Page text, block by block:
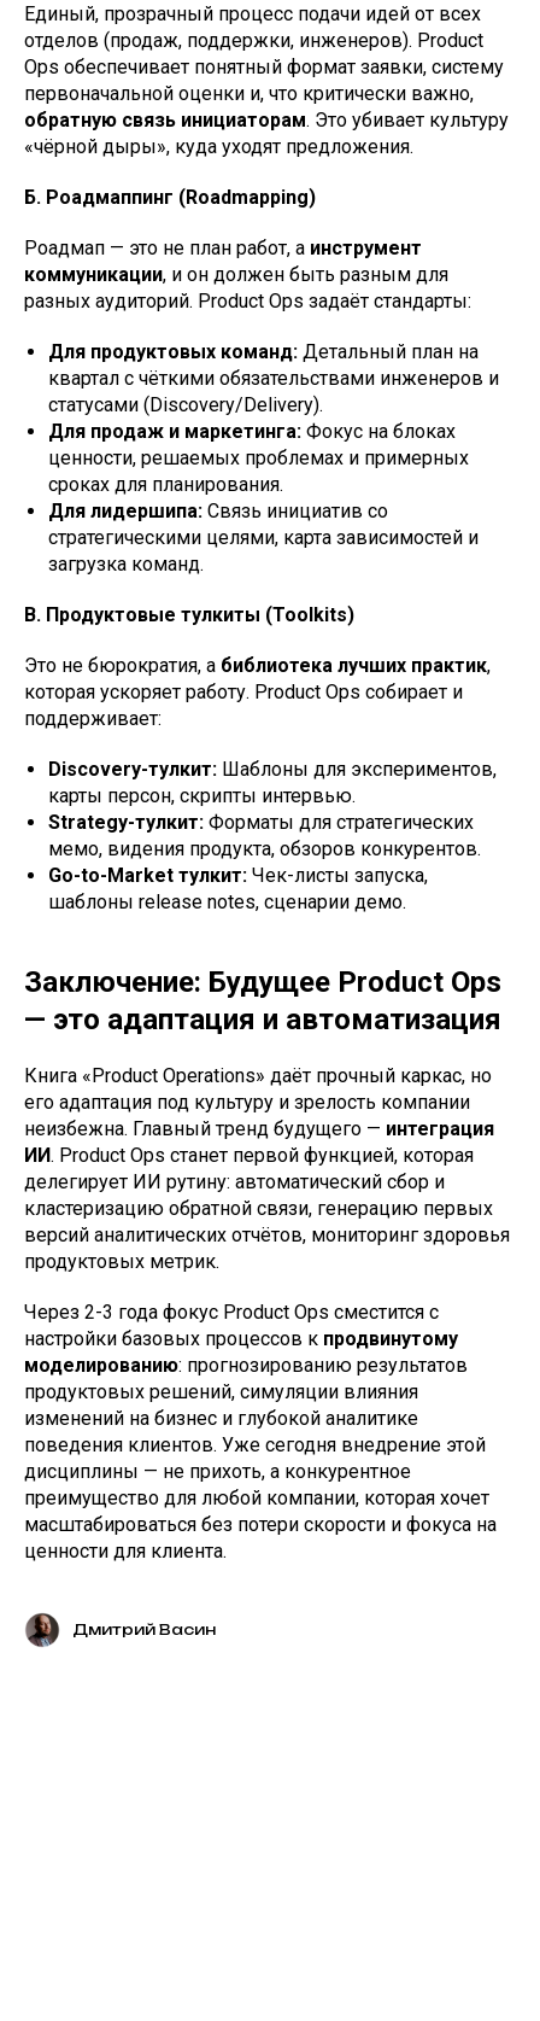
Единый, прозрачный процесс подачи идей от всех
отделов (продаж, поддержки, инженеров). Product
Ops обеспечивает понятный формат заявки, систему
первоначальной оценки и, что критически важно,
обратную связь инициаторам. Это убивает культуру
«чёрной дыры», куда уходят предложения.
Б. Роадмаппинг (Roadmapping)
Роадмап — это не план работ, а инструмент
коммуникации, и он должен быть разным для
разных аудиторий. Product Ops задаёт стандарты:
Для продуктовых команд: Детальный план на
квартал с чёткими обязательствами инженеров и
статусами (Discovery/Delivery).
Для продаж и маркетинга: Фокус на блоках
ценности, решаемых проблемах и примерных
сроках для планирования.
Для лидершипа: Связь инициатив со
стратегическими целями, карта зависимостей и
загрузка команд.
В. Продуктовые тулкиты (Toolkits)
Это не бюрократия, а библиотека лучших практик,
которая ускоряет работу. Product Ops собирает и
поддерживает:
Discovery-тулкит: Шаблоны для экспериментов,
карты персон, скрипты интервью.
Strategy-тулкит: Форматы для стратегических
мемо, видения продукта, обзоров конкурентов.
Go-to-Market тулкит: Чек-листы запуска,
шаблоны release notes, сценарии демо.
Заключение: Будущее Product Ops
— это адаптация и автоматизация
Книга «Product Operations» даёт прочный каркас, но
его адаптация под культуру и зрелость компании
неизбежна. Главный тренд будущего — интеграция
ИИ. Product Ops станет первой функцией, которая
делегирует ИИ рутину: автоматический сбор и
кластеризацию обратной связи, генерацию первых
версий аналитических отчётов, мониторинг здоровья
продуктовых метрик.
Через 2-3 года фокус Product Ops сместится с
настройки базовых процессов к продвинутому
моделированию: прогнозированию результатов
продуктовых решений, симуляции влияния
изменений на бизнес и глубокой аналитике
поведения клиентов. Уже сегодня внедрение этой
дисциплины — не прихоть, а конкурентное
преимущество для любой компании, которая хочет
масштабироваться без потери скорости и фокуса на
ценности для клиента.
Дмитрий Васин